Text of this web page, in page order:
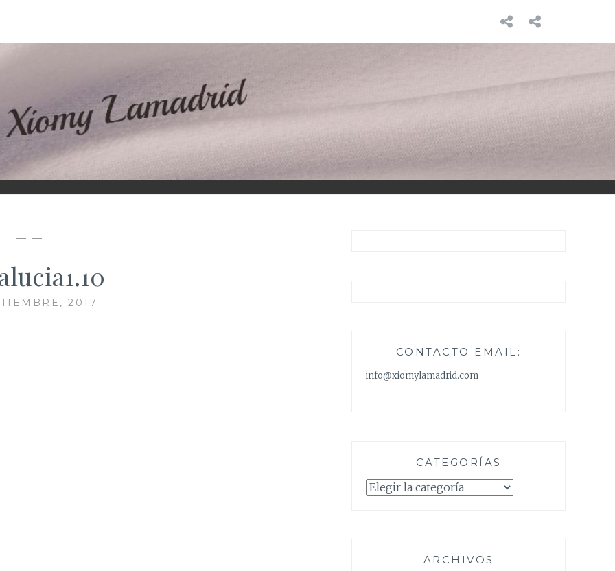
INICIO
— —
2017
CONTACTO EMAIL:
info@xiomylamadrid.com
CATEGORÍAS
Categorías
ARCHIVOS